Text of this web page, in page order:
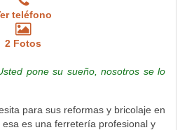
teléfono
2 Fotos
pone su sueño, nosotros se lo
para sus reformas y bricolaje en
es una ferretería profesional y